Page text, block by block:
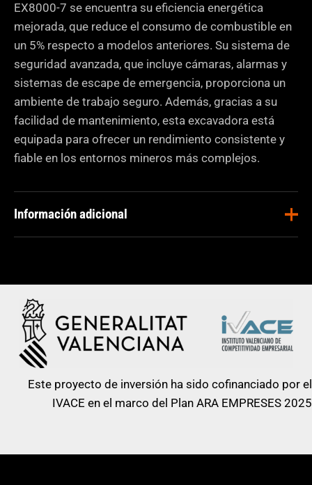
EX8000-7 se encuentra su eficiencia energética
mejorada, que reduce el consumo de combustible en
un 5% respecto a modelos anteriores. Su sistema de
seguridad avanzada, que incluye cámaras, alarmas y
sistemas de escape de emergencia, proporciona un
ambiente de trabajo seguro. Además, gracias a su
facilidad de mantenimiento, esta excavadora está
equipada para ofrecer un rendimiento consistente y
fiable en los entornos mineros más complejos.
Información adicional
Este proyecto de inversión ha sido cofinanciado por el
IVACE en el marco del Plan ARA EMPRESES 2025